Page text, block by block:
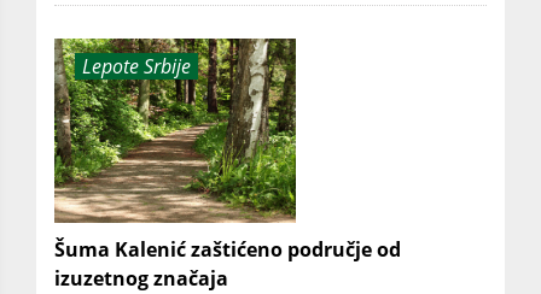
Lepote Srbije
Šuma Kalenić zaštićeno područje od
izuzetnog značaja